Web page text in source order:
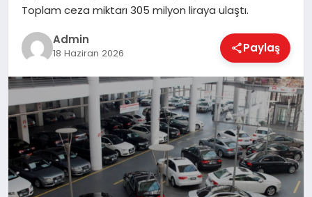
MAGAZIN
SAĞLIK
SPOR
Toplam ceza miktarı 305 milyon liraya ulaştı.
Admin
18 Haziran 2026 Paylaş